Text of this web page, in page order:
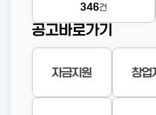
346건
공고바로가기
자금지원 창업